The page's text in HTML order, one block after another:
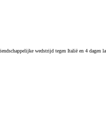
wedstrijd tegen Italië en 4 dagen